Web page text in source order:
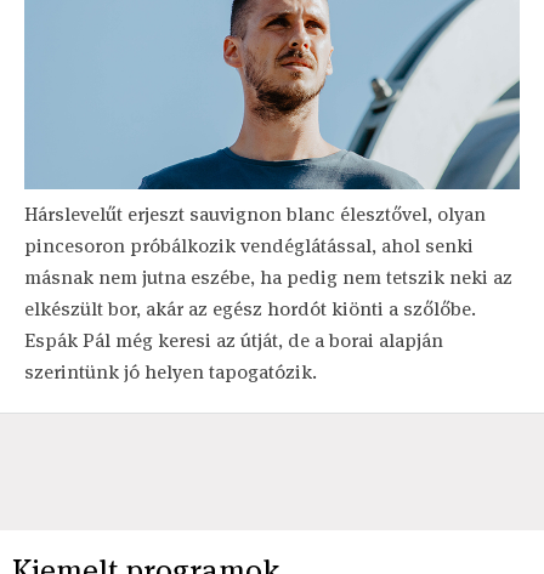
Hárslevelűt erjeszt sauvignon blanc élesztővel, olyan
pincesoron próbálkozik vendéglátással, ahol senki
másnak nem jutna eszébe, ha pedig nem tetszik neki az
elkészült bor, akár az egész hordót kiönti a szőlőbe.
Espák Pál még keresi az útját, de a borai alapján
szerintünk jó helyen tapogatózik.